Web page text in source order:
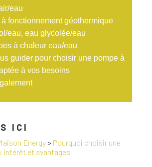
eau
à fonctionnement géothermique
eau, eau glycolée/eau
à chaleur eau/eau
guider pour choisir une pompe à
à vos besoins
ICI
Energy> Pourquoi choisir une
intérêt et avantages